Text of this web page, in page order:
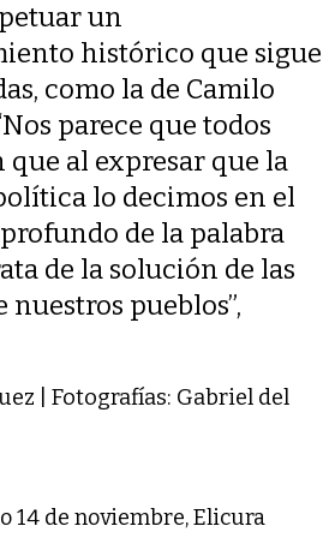
un
histórico que sigue
como la de Camilo
parece que todos
al expresar que la
lo decimos en el
de la palabra
de la solución de las
nuestros pueblos”,
| Fotografías: Gabriel del
14 de noviembre, Elicura